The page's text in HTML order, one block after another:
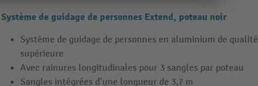
Système de guidage de personnes Extend, poteau noir
Système de guidage de personnes en aluminium de qualité
supérieure
Avec rainures longitudinales pour 3 sangles par poteau
Sangles intégrées d’une longueur de 3,7 m